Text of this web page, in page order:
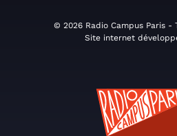
© 2026 Radio Campus Paris -
Site internet